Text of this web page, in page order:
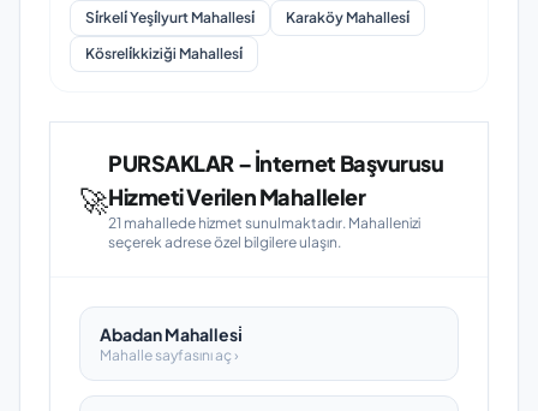
Si̇rkeli̇ Yeşi̇lyurt Mahallesi̇
Karaköy Mahallesi̇
Kösreli̇kkiziği Mahallesi̇
🚀
PURSAKLAR – İnternet Başvurusu
Hizmeti Verilen Mahalleler
21 mahallede hizmet sunulmaktadır. Mahallenizi
seçerek adrese özel bilgilere ulaşın.
Abadan Mahallesi̇
Mahalle sayfasını aç ›